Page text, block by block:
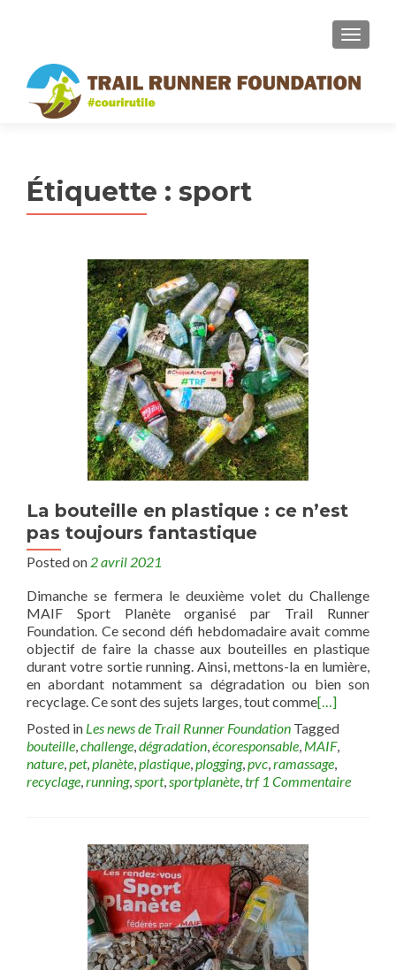
MENU
Étiquette : sport
La bouteille en plastique : ce n’est
pas toujours fantastique
Posted on 2 avril 2021
Dimanche se fermera le deuxième volet du Challenge
MAIF Sport Planète organisé par Trail Runner
Foundation. Ce second défi hebdomadaire avait comme
objectif de faire la chasse aux bouteilles en plastique
durant votre sortie running. Ainsi, mettons-la en lumière,
en abordant notamment sa dégradation ou bien son
recyclage. Ce sont des sujets larges, tout comme[…]
Posted in Les news de Trail Runner Foundation Tagged
bouteille,challenge,dégradation,écoresponsable, MAIF,
nature,pet,planète,plastique,plogging,pvc,ramassage,
recyclage,running,sport,sportplanète,trf 1 Commentaire